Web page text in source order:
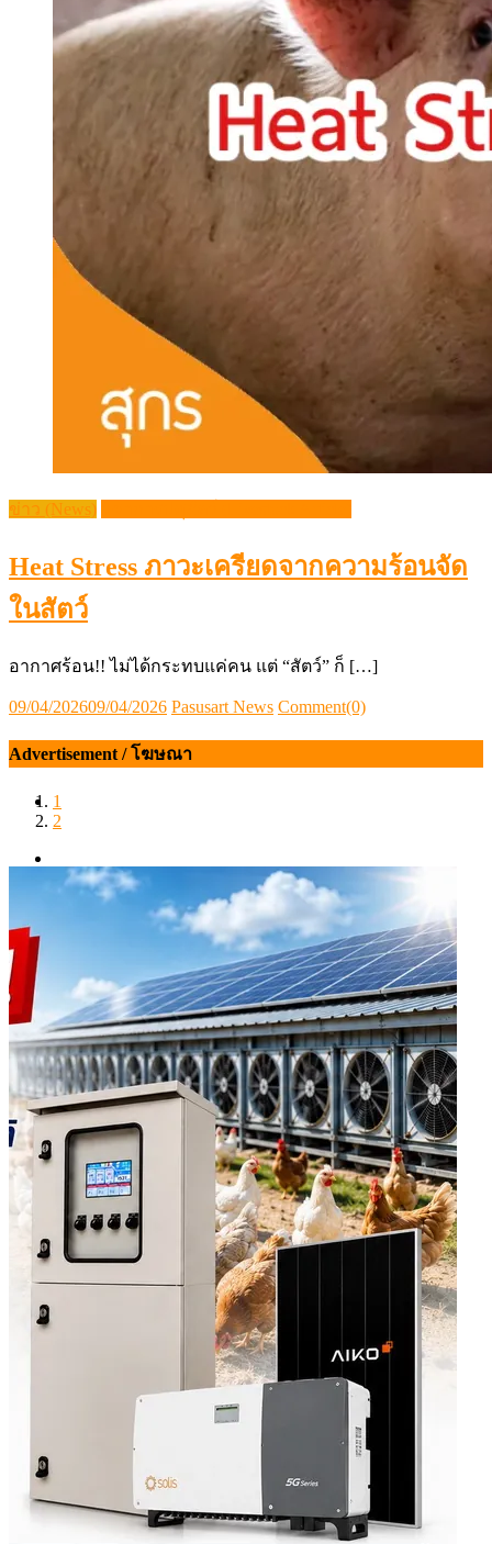
ข่าว (News)
Heat Stress ภาวะเครียดจากความร้อนจัด
ในสัตว์
อากาศร้อน!! ไม่ได้กระทบแค่คน แต่ “สัตว์” ก็ […]
Posted
09/04/202609/04/2026 Author
Pasusart News Comment(0)
Advertisement / โฆษณา
1
2